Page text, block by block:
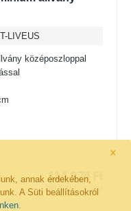
×
annak érdekében,
A Süti beállításokról
.
LIVEUS
középoszloppal
114 974
(90 531 Ft+ áfa)